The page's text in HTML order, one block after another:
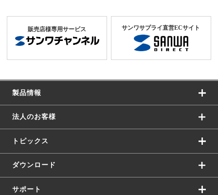
販売店様専用サービス サンワサプライ直営ECサイト
製品情報
法人のお客様
トピックス
ダウンロード
サポート